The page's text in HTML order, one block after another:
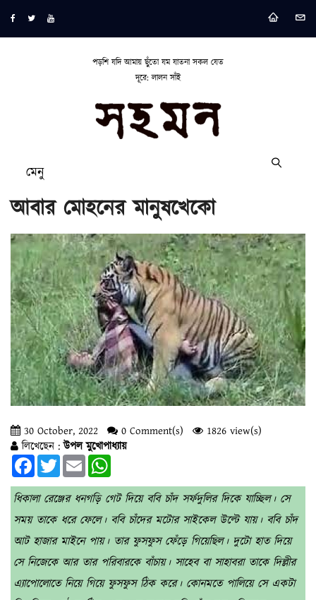
পড়শি যদি আমায় ছুঁতো যম যাতনা সকল যেত
দূরে: লালন সাঁই
মেনু
আবার মোহনের মানুষখেকো
30 October, 2022 0 Comment(s)
1826 view(s)
লিখেছেন :উপল মুখোপাধ্যায়
FacebookTwitterEmail
ধিকালা রেঞ্জের ধনগড়ি গেট দিয়ে ববি চাঁদ সর্ফদুলির দিকে যাচ্ছিল। সে
সময় তাকে ধরে ফেলে। ববি চাঁদের মটোর সাইকেল উল্টে যায়। ববি চাঁদ
আট হাজার মাইনে পায়। তার ফুসফুস ফেঁড়ে গিয়েছিল। দুটো হাত দিয়ে
সে নিজেকে আর তার পরিবারকে বাঁচায়। সাহেব বা সাহাবরা তাকে দিল্লীর
এ্যাপোলোতে নিয়ে গিয়ে ফুসফুস ঠিক করে। কোনমতে পালিয়ে সে একটা